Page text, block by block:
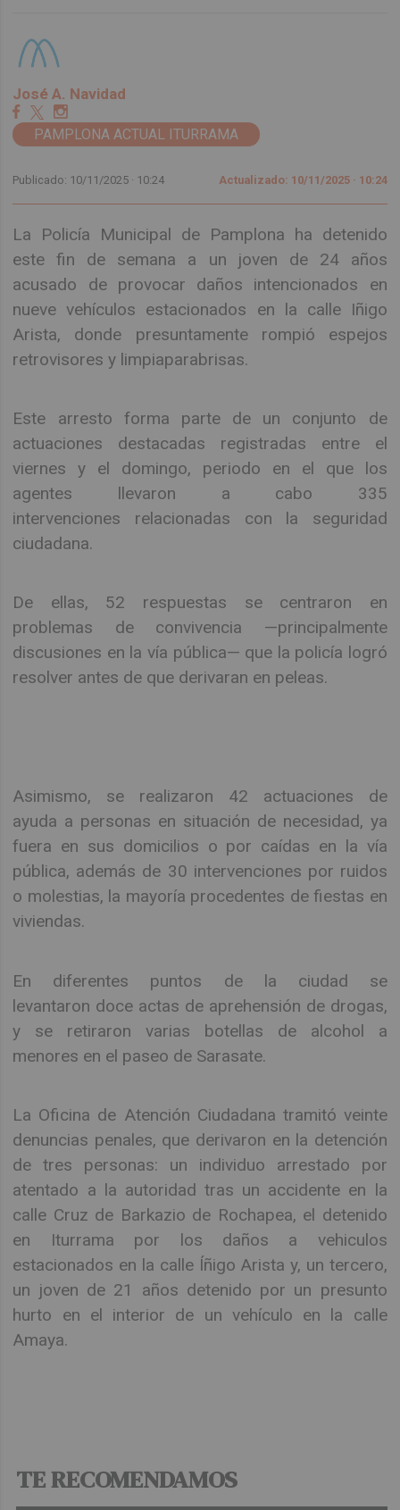
José A. Navidad
PAMPLONA ACTUAL ITURRAMA
Publicado: 10/11/2025 · 10:24 Actualizado: 10/11/2025 · 10:24
La Policía Municipal de Pamplona ha detenido
este fin de semana a un joven de 24 años
acusado de provocar daños intencionados en
nueve vehículos estacionados en la calle Iñigo
Arista, donde presuntamente rompió espejos
retrovisores y limpiaparabrisas.
Este arresto forma parte de un conjunto de
actuaciones destacadas registradas entre el
viernes y el domingo, periodo en el que los
agentes llevaron a cabo 335
intervenciones relacionadas con la seguridad
ciudadana.
De ellas, 52 respuestas se centraron en
problemas de convivencia —principalmente
discusiones en la vía pública— que la policía logró
resolver antes de que derivaran en peleas.
Asimismo, se realizaron 42 actuaciones de
ayuda a personas en situación de necesidad, ya
fuera en sus domicilios o por caídas en la vía
pública, además de 30 intervenciones por ruidos
o molestias, la mayoría procedentes de fiestas en
viviendas.
En diferentes puntos de la ciudad se
levantaron doce actas de aprehensión de drogas,
y se retiraron varias botellas de alcohol a
menores en el paseo de Sarasate.
La Oficina de Atención Ciudadana tramitó veinte
denuncias penales, que derivaron en la detención
de tres personas: un individuo arrestado por
atentado a la autoridad tras un accidente en la
calle Cruz de Barkazio de Rochapea, el detenido
en Iturrama por los daños a vehiculos
estacionados en la calle Íñigo Arista y, un tercero,
un joven de 21 años detenido por un presunto
hurto en el interior de un vehículo en la calle
Amaya.
TE RECOMENDAMOS